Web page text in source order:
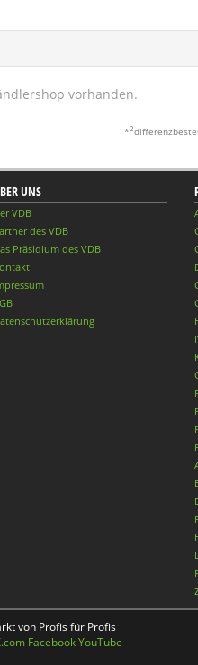
vorhanden.
*2
UNS
VDB
des VDB
Präsidium des VDB
von Profis für Profis
FacebookYouTube